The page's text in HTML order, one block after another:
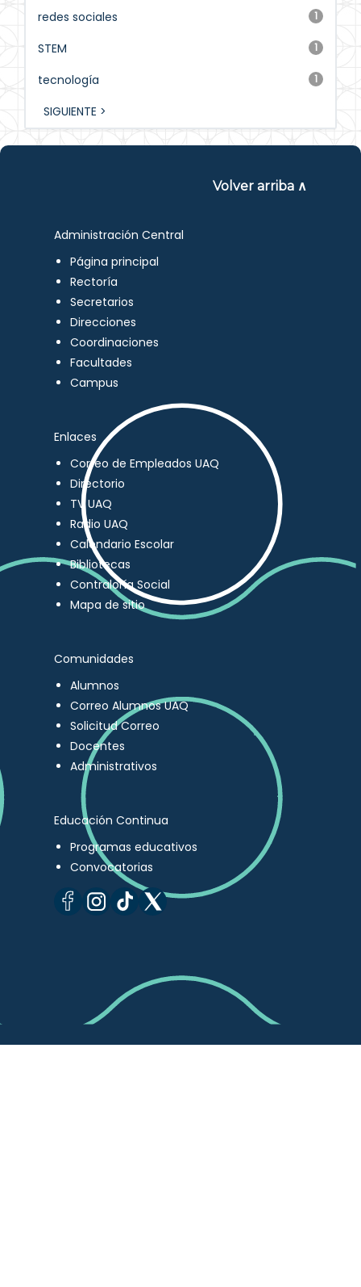
1
redes sociales
1
STEM
1
tecnología
SIGUIENTE >
Volver arriba ∧
Administración Central
Página principal
Rectoría
Secretarios
Direcciones
Coordinaciones
Facultades
Campus
Enlaces
Correo de Empleados UAQ
Directorio
TV UAQ
Radio UAQ
Calendario Escolar
Bibliotecas
Contraloría Social
Mapa de sitio
Comunidades
Alumnos
Correo Alumnos UAQ
Solicitud Correo
Docentes
Administrativos
Educación Continua
Programas educativos
Convocatorias